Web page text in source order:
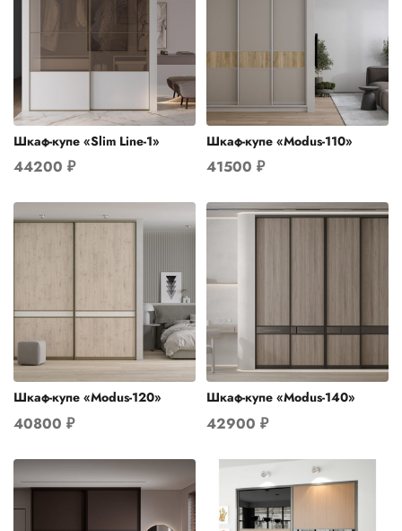
Шкаф-купе «Slim Line-1»
44200 ₽
Шкаф-купе «Modus-110»
41500 ₽
Шкаф-купе «Modus-120»
40800 ₽
Шкаф-купе «Modus-140»
42900 ₽